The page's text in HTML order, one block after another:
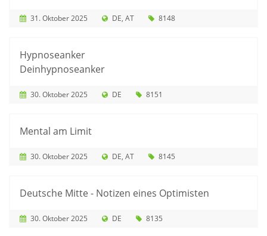
31. Oktober 2025 DE AT 8148
Hypnoseanker
Deinhypnoseanker
30. Oktober 2025 DE 8151
Mental am Limit
30. Oktober 2025 DE AT 8145
Deutsche Mitte - Notizen eines Optimisten
30. Oktober 2025 DE 8135